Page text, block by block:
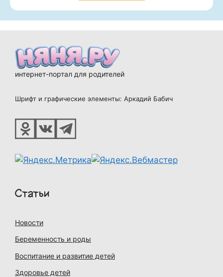
интернет-портал для родителей
Шрифт и графические элементы: Аркадий Бабич
Статьи
Новости
Беременность и роды
Воспитание и развитие детей
Здоровье детей